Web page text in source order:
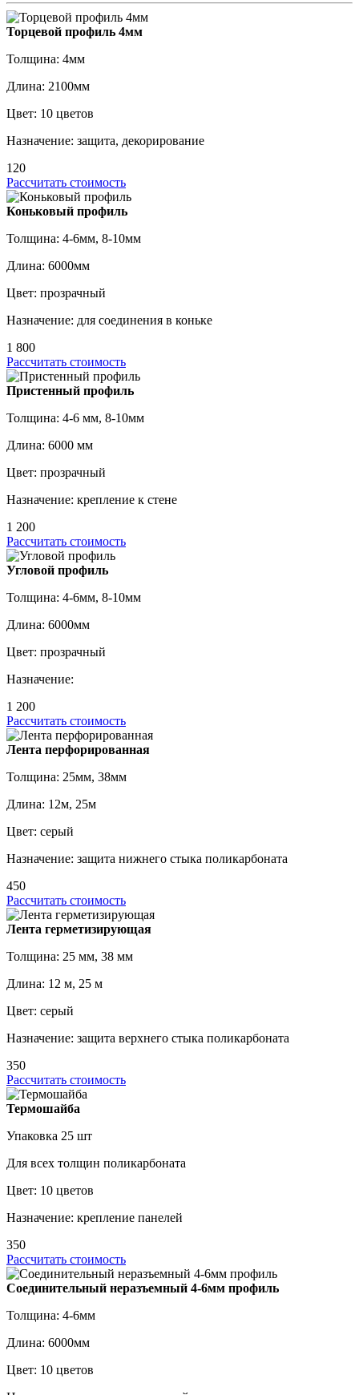
Торцевой профиль 4мм
Толщина: 4мм
Длина: 2100мм
Цвет: 10 цветов
Назначение: защита, декорирование
120
Рассчитать стоимость
Коньковый профиль
Толщина: 4-6мм, 8-10мм
Длина: 6000мм
Цвет: прозрачный
Назначение: для соединения в коньке
1 800
Рассчитать стоимость
Пристенный профиль
Толщина: 4-6 мм, 8-10мм
Длина: 6000 мм
Цвет: прозрачный
Назначение: крепление к стене
1 200
Рассчитать стоимость
Угловой профиль
Толщина: 4-6мм, 8-10мм
Длина: 6000мм
Цвет: прозрачный
Назначение:
1 200
Рассчитать стоимость
Лента перфорированная
Толщина: 25мм, 38мм
Длина: 12м, 25м
Цвет: серый
Назначение: защита нижнего стыка поликарбоната
450
Рассчитать стоимость
Лента герметизирующая
Толщина: 25 мм, 38 мм
Длина: 12 м, 25 м
Цвет: серый
Назначение: защита верхнего стыка поликарбоната
350
Рассчитать стоимость
Термошайба
Упаковка 25 шт
Для всех толщин поликарбоната
Цвет: 10 цветов
Назначение: крепление панелей
350
Рассчитать стоимость
Соединительный неразъемный 4-6мм профиль
Толщина: 4-6мм
Длина: 6000мм
Цвет: 10 цветов